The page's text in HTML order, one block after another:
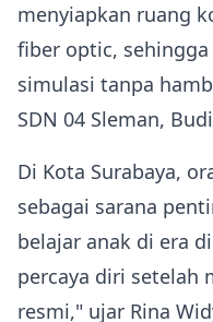
menyiapkan ruang
fiber optic,
simulasi tanpa
SDN 04 Sleman,
Di Kota Surabaya,
sebagai sarana
belajar anak di era
percaya diri setelah
resmi," ujar Rina